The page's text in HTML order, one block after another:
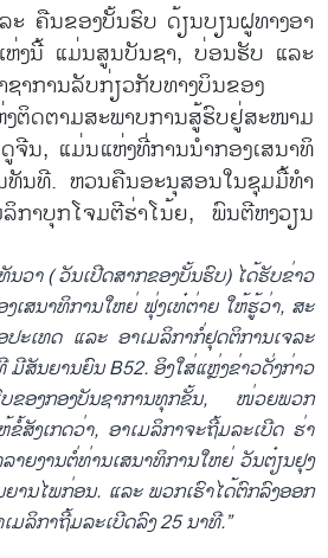
ຄືນ​ຂອງ​ບັ້ນ​ຮົບ ດ້ຽນ​ບຽນ​ຝູ​ທາງ​ອາ​
ງນີ້ ແມ່ນ​ສູນ​ບັນ​ຊາ, ບ່ອນ​ຮັບ ແລະ
າ​ການ​ລັບ​ກ່ຽວ​ກັບ​ທາງບິນ​ຂອງ​​
ຕິດ​ຕາມ​ສະ​ພາບ​ການ​ສູ້​ຮົບ​ຢູ່​ສະ​ໜາມ​
ນ, ແມ່ນ​ແຫ່ງ​ທີ່​ການ​ນຳ​ກອງ​ເສ​ນາ​ທິ​
ທັນ​ທີ. ຫວນ​ຄືນ​ອະ​ນຸ​ສອນ​ໃນ​ຊຸມມື້​ທຳ​
ກາ​ບຸກ​ໂຈມ​ຕີ​ຮ່າ​ໂນ້ຍ, ພົນ​ຕີ​ຫງວ​ຽນ
ນ​ວາ ( ວັນ​ເປີດ​ສາກ​ຂອງ​ບັ້ນ​ຮົບ) ໄດ້​ຮັບ​ຂ່າວ
ເສ​ນາ​ທິ​ການ​ໃຫ​ຍ່ ຟຸ່ງ​ເທ໋​ຕ່າຍ ໃຫ້​ຮູ້​ວ່າ, ສະ​
ະ​ເທດ​ ແລະ ອາ​ເມ​ລິ​ກາ​ກໍ່​ຢຸດ​ຕິ​ການ​ເຈ​ລະ​
ມີ​ສັນ​ຍານຍົນ B52. ອິງ​ໃສ່ແຫຼ່ງ​ຂ່າວ​ດັ່ງ​ກ່າວ
ຂອງກອງ​ບັນ​ຊາ​ການ​ທຸກ​ຂັ້ນ, ໜ່ວຍ​ພວກ​
ສັງ​ເກດ​ວ່າ, ອາ​ເມ​ລິ​ກາ​ຈະ​ຖີ້ມ​ລະ​ເບີດ ຮ່າ​
າຍ​ງານ​ຕໍ່​ທ່ານ​ເສ​ນາ​ທິ​ການ​ໃຫ​ຍ່ ວັນ​ຕ໋ຽນຢຸງ
ານ​ໄພ​ກ່ອນ. ແລະ ພວກ​ເຮົາ​ໄດ້​ຕົກ​ລົງ​ອອກ
ລິ​ກາ​ຖີ້ມ​ລະ​ເບີດ​ລົງ 25 ນາ​ທີ.”